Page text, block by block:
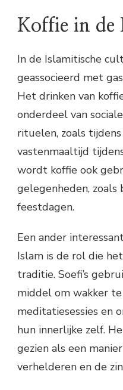
Koffie in de
In de Islamitische
geassocieerd met
Het drinken van
onderdeel van
rituelen, zoals
vastenmaaltijd
wordt koffie ook
gelegenheden,
feestdagen.
Een ander
Islam is de rol die
traditie. Soefi’s
middel om wakker
meditatiesessies en
hun innerlijke zelf.
gezien als een
verhelderen en de